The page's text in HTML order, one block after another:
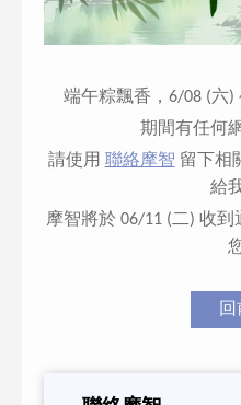
端午粽飄香，6/08 (六)
期間有任何
請使用 聯絡摩智 留下相
給
摩智將於 06/11 (二) 收
回